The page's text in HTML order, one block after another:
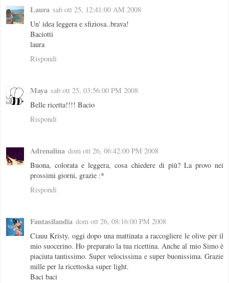
Laura sab ott 25, 12:41:00 AM 2008
Un' idea leggera e sfiziosa..brava!
Baciotti
laura
Rispondi
Maya sab ott 25, 03:56:00 PM 2008
Belle ricetta!!!! Bacio
Rispondi
Adrenalina dom ott 26, 06:42:00 PM 2008
Buona, colorata e leggera, cosa chiedere di più? La provo nei
prossimi giorni, grazie :*
Rispondi
Fantasilandia dom ott 26, 08:16:00 PM 2008
Ciauu Kristy, oggi dopo una mattinata a raccogliere le olive per il
mio suocerino. Ho preparato la tua ricettina. Anche al mio Simo è
piaciuta tantissimo. Super velocissima e super buonissima. Grazie
mille per la ricettoska super light.
Baci baci